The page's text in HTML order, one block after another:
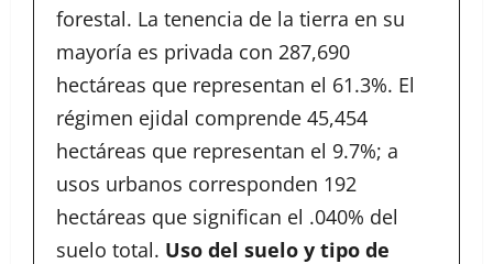
forestal. La tenencia de la tierra en su
mayoría es privada con 287,690
hectáreas que representan el 61.3%. El
régimen ejidal comprende 45,454
hectáreas que representan el 9.7%; a
usos urbanos corresponden 192
hectáreas que significan el .040% del
suelo total. Uso del suelo y tipo de